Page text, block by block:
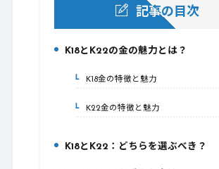
記事の目次
K18とK22の金の魅力とは？
1-1. K18金の特徴と魅力
1-2.K22金の特徴と魅力
2.K18とK22：どちらを選ぶべき？